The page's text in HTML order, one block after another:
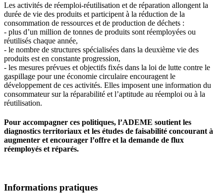
Les activités de réemploi-réutilisation et de réparation allongent la
durée de vie des produits et participent à la réduction de la
consommation de ressources et de production de déchets :
- plus d’un million de tonnes de produits sont réemployées ou
réutilisés chaque année,
- le nombre de structures spécialisées dans la deuxième vie des
produits est en constante progression,
- les mesures prévues et objectifs fixés dans la loi de lutte contre le
gaspillage pour une économie circulaire encouragent le
développement de ces activités. Elles imposent une information du
consommateur sur la réparabilité et l’aptitude au réemploi ou à la
réutilisation.
Pour accompagner ces politiques, l’ADEME soutient les
diagnostics territoriaux et les études de faisabilité concourant à
augmenter et encourager l’offre et la demande de flux
réemployés et réparés.
Informations pratiques